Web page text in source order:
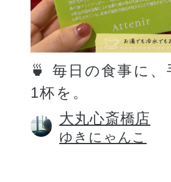
スキンケア人気
🍵 毎日の食事に、
1杯を。
大丸心斎橋店
ゆきにゃんこ